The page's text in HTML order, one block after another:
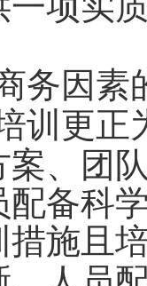
务因素
训更正
案、团
配备科
措施且